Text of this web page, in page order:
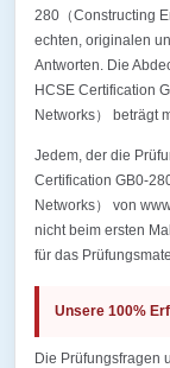
280（Constructing
echten, originalen
Antworten. Die
HCSE Certification
Networks） beträgt
Jedem, der die
Certification GB0-
Networks） von
nicht beim ersten
für das
Unsere 100%
Die Prüfungsfragen